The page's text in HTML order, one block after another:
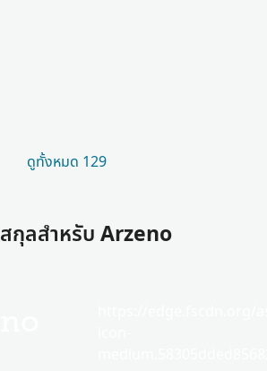
ดูทั้งหมด 129
กุลสำหรับ Arzeno